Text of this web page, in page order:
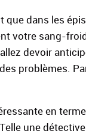
dans les
votre sang-
devoir
problèmes.
en
une